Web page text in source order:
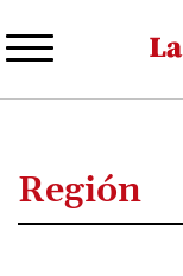
Región